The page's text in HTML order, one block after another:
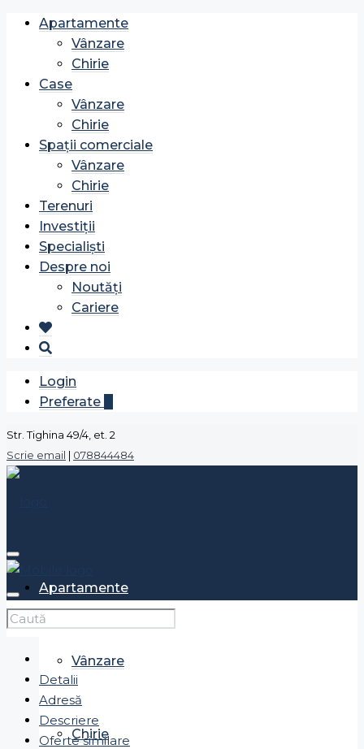
Apartamente
Vânzare
Chirie
Case
Vânzare
Chirie
Spații comerciale
Vânzare
Chirie
Terenuri
Investiții
Specialiști
Despre noi
Noutăți
Cariere
Login
Preferate
Str. Tighina 49/4, et. 2
Scrie email | 078844484
Apartamente
Vânzare
Chirie
Detalii
Adresă
Descriere
Oferte similare